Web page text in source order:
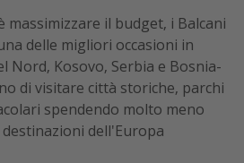
massimizzare il budget, i Balcani
delle migliori occasioni in
Nord, Kosovo, Serbia e Bosnia-
di visitare città storiche, parchi
spendendo molto meno
dell'Europa